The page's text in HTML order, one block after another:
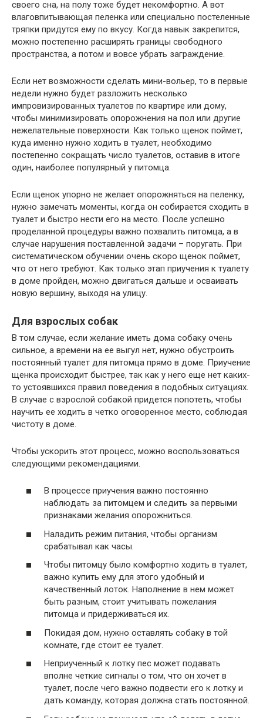
своего сна, на полу тоже будет некомфортно. А вот
влаговпитывающая пеленка или специально постеленные
тряпки придутся ему по вкусу. Когда навык закрепится,
можно постепенно расширять границы свободного
пространства, а потом и вовсе убрать заграждение.
Если нет возможности сделать мини-вольер, то в первые
недели нужно будет разложить несколько
импровизированных туалетов по квартире или дому,
чтобы минимизировать опорожнения на пол или другие
нежелательные поверхности. Как только щенок поймет,
куда именно нужно ходить в туалет, необходимо
постепенно сокращать число туалетов, оставив в итоге
один, наиболее популярный у питомца.
Если щенок упорно не желает опорожняться на пеленку,
нужно замечать моменты, когда он собирается сходить в
туалет и быстро нести его на место. После успешно
проделанной процедуры важно похвалить питомца, а в
случае нарушения поставленной задачи – поругать. При
систематическом обучении очень скоро щенок поймет,
что от него требуют. Как только этап приучения к туалету
в доме пройден, можно двигаться дальше и осваивать
новую вершину, выходя на улицу.
Для взрослых собак
В том случае, если желание иметь дома собаку очень
сильное, а времени на ее выгул нет, нужно обустроить
постоянный туалет для питомца прямо в доме. Приучение
щенка происходит быстрее, так как у него еще нет каких-
то устоявшихся правил поведения в подобных ситуациях.
В случае с взрослой собакой придется попотеть, чтобы
научить ее ходить в четко оговоренное место, соблюдая
чистоту в доме.
Чтобы ускорить этот процесс, можно воспользоваться
следующими рекомендациями.
В процессе приучения важно постоянно
наблюдать за питомцем и следить за первыми
признаками желания опорожниться.
Наладить режим питания, чтобы организм
срабатывал как часы.
Чтобы питомцу было комфортно ходить в туалет,
важно купить ему для этого удобный и
качественный лоток. Наполнение в нем может
быть разным, стоит учитывать пожелания
питомца и придерживаться их.
Покидая дом, нужно оставлять собаку в той
комнате, где стоит ее туалет.
Неприученный к лотку пес может подавать
вполне четкие сигналы о том, что он хочет в
туалет, после чего важно подвести его к лотку и
дать команду, которая должна стать постоянной.